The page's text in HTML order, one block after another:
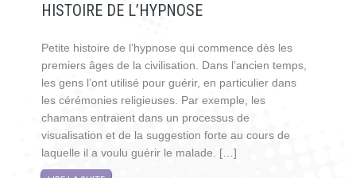
HISTOIRE DE L’HYPNOSE
Petite histoire de l’hypnose qui commence dès les
premiers âges de la civilisation. Dans l’ancien temps,
les gens l’ont utilisé pour guérir, en particulier dans
les cérémonies religieuses. Par exemple, les
chamans entraient dans un processus de
visualisation et de la suggestion forte au cours de
laquelle il a voulu guérir le malade. […]